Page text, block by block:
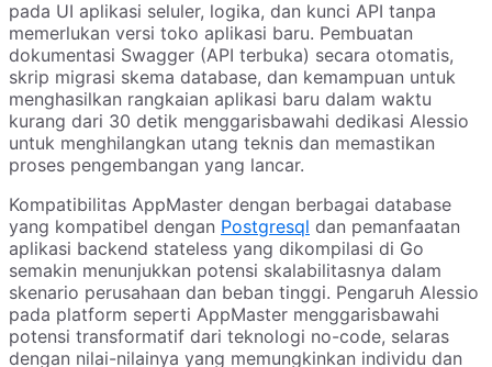
pada UI aplikasi seluler, logika, dan kunci API tanpa
memerlukan versi toko aplikasi baru. Pembuatan
dokumentasi Swagger (API terbuka) secara otomatis,
skrip migrasi skema database, dan kemampuan untuk
menghasilkan rangkaian aplikasi baru dalam waktu
kurang dari 30 detik menggarisbawahi dedikasi Alessio
untuk menghilangkan utang teknis dan memastikan
proses pengembangan yang lancar.
Kompatibilitas AppMaster dengan berbagai database
yang kompatibel dengan Postgresql dan pemanfaatan
aplikasi backend stateless yang dikompilasi di Go
semakin menunjukkan potensi skalabilitasnya dalam
skenario perusahaan dan beban tinggi. Pengaruh Alessio
pada platform seperti AppMaster menggarisbawahi
potensi transformatif dari teknologi no-code, selaras
dengan nilai-nilainya yang memungkinkan individu dan